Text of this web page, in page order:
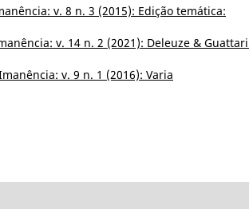
v. 8 n. 3 (2015): Edição temática:
v. 14 n. 2 (2021): Deleuze &
v. 9 n. 1 (2016): Varia